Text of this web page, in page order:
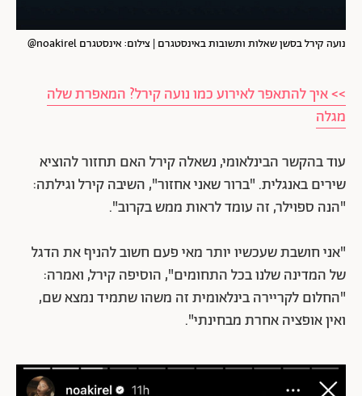
נועה קירל בסשן שאלות ותשובות באינסטגרם | צילום: אינסטגרם noakirel@
>> איך להתאפר לאירוע כמו נועה קירל? המאפרת שלה
מגלה
עוד בהקשר הבינלאומי, נשאלה קירל האם תחזור להוציא
שירים באנגלית. "ברור שאני אחזור", השיבה קירל וגילתה:
"הנה ספוילר, זה עומד לראות ממש בקרוב".
"אני חושבת שעכשיו יותר מאי פעם חשוב להניף את הדגל
של המדינה שלנו בכל התחומים", הוסיפה קירל, ואמרה:
"החלום לקריירה בינלאומית זה משהו שתמיד נמצא שם,
ואין אופציה אחרת מבחינתי".